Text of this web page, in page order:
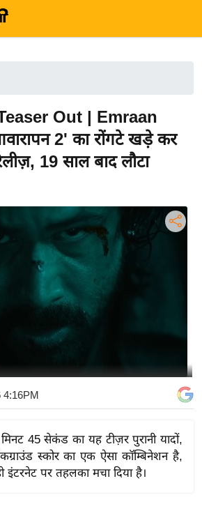
Out | Emraan
2' का रोंगटे खड़े कर
19 साल बाद लौटा
4:16PM
45 सेकंड का यह टीज़र पुरानी यादों,
स्कोर का एक ऐसा कॉम्बिनेशन है,
इंटरनेट पर तहलका मचा दिया है।